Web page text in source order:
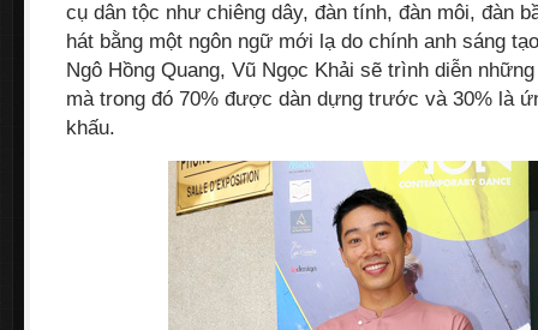
cụ dân tộc như chiêng dây, đàn tính, đàn môi, đàn
hát bằng một ngôn ngữ mới lạ do chính anh sáng
Ngô Hồng Quang, Vũ Ngọc Khải sẽ trình diễn
mà trong đó 70% được dàn dựng trước và 30% là
khấu.